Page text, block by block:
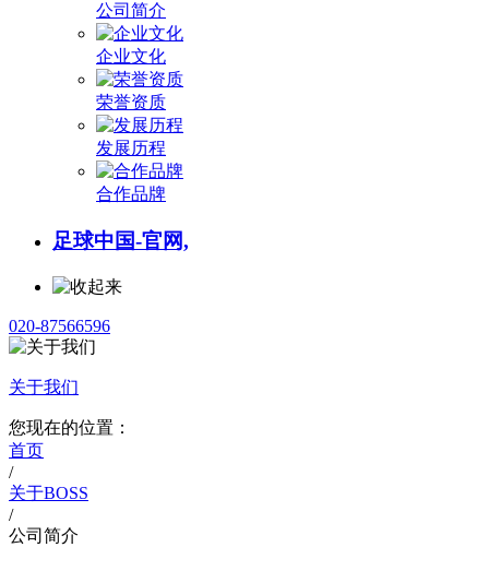
公司简介
企业文化
荣誉资质
发展历程
合作品牌
足球中国-官网,
020-87566596
关于我们
您现在的位置：
首页
/
关于BOSS
/
公司简介